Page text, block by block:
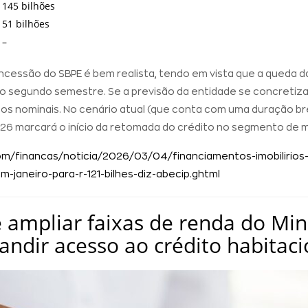
145 bilhões
51 bilhões
–
do SBPE é bem realista, tendo em vista que a queda
segundo semestre. Se a previsão da entidade se
nominais. No cenário atual (que conta com uma duração
marcará o início da retomada do crédito no segmento de
financas/noticia/2026/03/04/financiamentos-
janeiro-para-r-121-bilhes-diz-abecip.ghtml
faixas de renda do
acesso ao crédito